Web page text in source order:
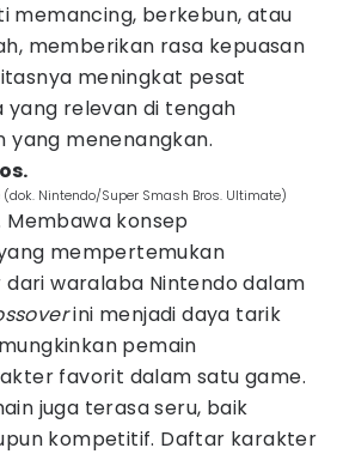
memancing, berkebun, atau
memberikan rasa kepuasan
meningkat pesat
yang relevan di tengah
yang menenangkan.
Nintendo/Super Smash Bros. Ultimate)
Membawa konsep
mempertemukan
waralaba Nintendo dalam
ini menjadi daya tarik
pemain
favorit dalam satu game.
juga terasa seru, baik
kompetitif. Daftar karakter